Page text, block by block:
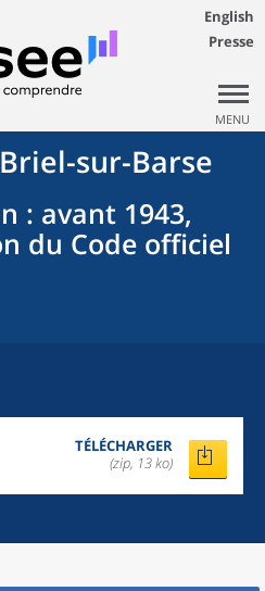
English
Presse
MENU
Briel-sur-Barse
: avant 1943,
du Code officiel
TÉLÉCHARGER
(zip, 13 ko)